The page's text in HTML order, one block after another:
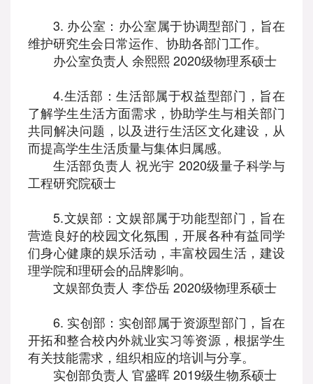
3. 办公室：办公室属于协调型部门，旨在
维护研究生会日常运作、协助各部门工作。
办公室负责人 余熙熙 2020级物理系硕士
4.生活部：生活部属于权益型部门，旨在
了解学生生活方面需求，协助学生与相关部门
共同解决问题，以及进行生活区文化建设，从
而提高学生生活质量与集体归属感。
生活部负责人 祝光宇 2020级量子科学与
工程研究院硕士
5.文娱部：文娱部属于功能型部门，旨在
营造良好的校园文化氛围，开展各种有益同学
们身心健康的娱乐活动，丰富校园生活，建设
理学院和理研会的品牌影响。
文娱部负责人 李岱岳 2020级物理系硕士
6. 实创部：实创部属于资源型部门，旨在
开拓和整合校内外就业实习等资源，根据学生
有关技能需求，组织相应的培训与分享。
实创部负责人 官盛晖 2019级生物系硕士